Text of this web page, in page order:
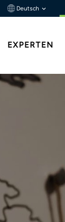
Deutsch
EXPERTEN